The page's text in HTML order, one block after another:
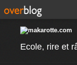
Ecole, rire et